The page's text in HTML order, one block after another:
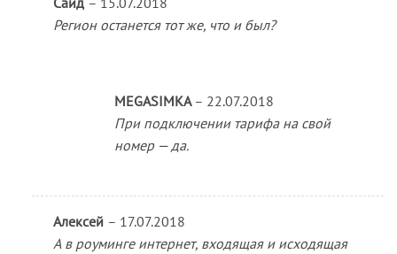
Регион останется тот же, что и был?
MEGASIMKA – 22.07.2018
При подключении тарифа на свой
номер — да.
Алексей – 17.07.2018
А в роуминге интернет, входящая и исходящая